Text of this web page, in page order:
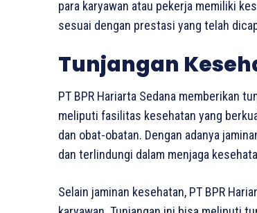
para karyawan atau pekerja memiliki
sesuai dengan prestasi yang telah
Tunjangan
PT BPR Hariarta Sedana memberikan
meliputi fasilitas kesehatan yang
dan obat-obatan. Dengan adanya
dan terlindungi dalam menjaga
Selain jaminan kesehatan, PT BPR